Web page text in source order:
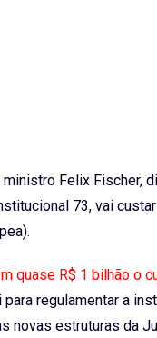
Felix Fischer,
73, vai
quase R$ 1 bilhão o
regulamentar a
novas estruturas da